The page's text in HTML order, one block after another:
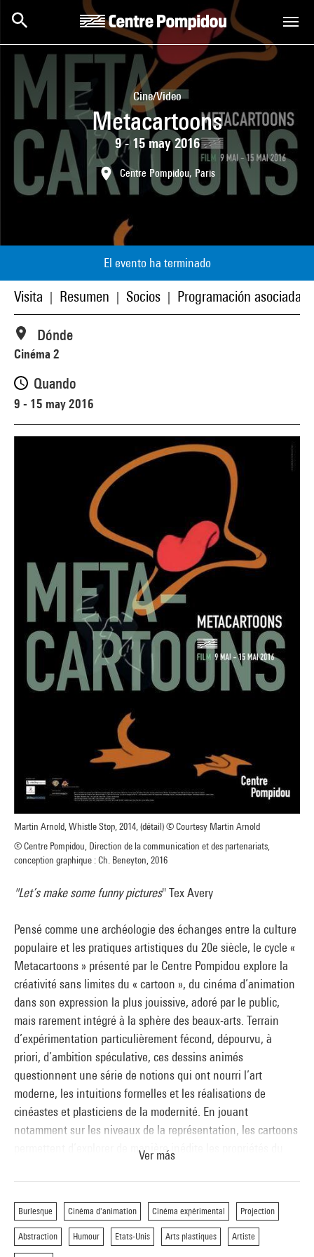
Skip to main content
Centre Pompidou
Cine/Video
Metacartoons
9 - 15 may 2016
Centre Pompidou, Paris
El evento ha terminado
Visita Resumen Socios Programación asociada
Martin Arnold, Whistle Stop, 2014, (détail) © Courtesy Martin Arnold
© Centre Pompidou, Direction de la communication et des partenariats,
conception graphique : Ch. Beneyton, 2016
"Let’s make some funny pictures" Tex Avery
Pensé comme une archéologie des échanges entre la culture
populaire et les pratiques artistiques du 20e siècle, le cycle «
Metacartoons » présenté par le Centre Pompidou explore la
créativité sans limites du « cartoon », du cinéma d’animation
dans son expression la plus jouissive, adoré par le public,
mais rarement intégré à la sphère des beaux-arts. Terrain
d’expérimentation particulièrement fécond, dépourvu, à
priori, d’ambition spéculative, ces dessins animés
questionnent une série de notions qui ont nourri l’art
moderne, les intuitions formelles et les réalisations de
cinéastes et plasticiens de la modernité. En jouant
notamment sur les niveaux de la représentation, les cartoons
permettent d’explorer de manière inédite les propriétés du
toujours avec humour, cette idée clé du modernisme en art
qui fait de l’œuvre une forme autonome et autoréflexive. Du
cinéma des origines, où le geste du dessin est rendu plus
complexe par le télescopage des prises de vue réelles et des
Ver más
Burlesque Cinéma d'animation Cinéma expérimental Projection
Abstraction Humour Etats-Unis Arts plastiques Artiste
Dónde
Cinéma 2
Quando
9 - 15 may 2016